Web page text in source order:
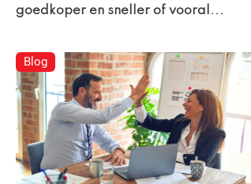
goedkoper en sneller of vooral...
Blog